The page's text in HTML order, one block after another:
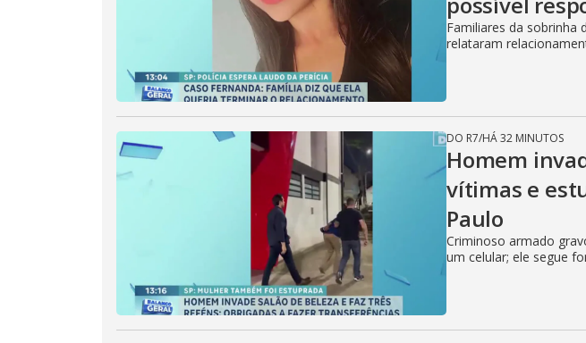
Familiares da sobrinha
relataram
DO R7/HÁ 32 MINUTOS
Homem
vítimas e
Paulo
Criminoso armado
um celular; ele segue